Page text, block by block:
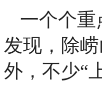
一个个重
发现，除
外，不少“